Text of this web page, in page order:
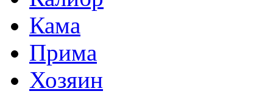
Кама
Прима
Хозяин